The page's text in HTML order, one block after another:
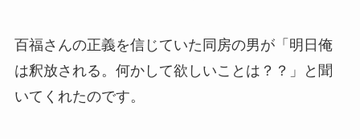
百福さんの正義を信じていた同房の男が「明日俺
は釈放される。何かして欲しいことは？？」と聞
いてくれたのです。